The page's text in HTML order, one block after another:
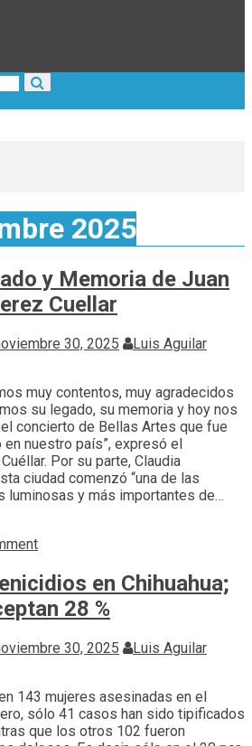
2025
y Memoria de Juan
Cuellar
30, 2025 Luis Aguilar
muy contentos, muy agradecidos
su legado, su memoria y hoy nos
concierto de Bellas Artes que fue
nuestro país”, expresó el
Por su parte, Claudia
ciudad comenzó “una de las
luminosas y más importantes de…
en Chihuahua;
28 %
30, 2025 Luis Aguilar
143 mujeres asesinadas en el
sólo 41 casos han sido tipificados
que los otros 102 fueron